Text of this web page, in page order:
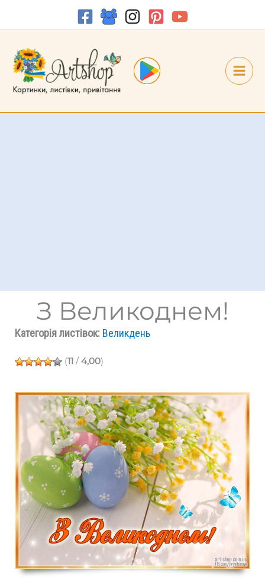
З Великоднем!
Категорія листівок: Великдень
(11 / 4,00)